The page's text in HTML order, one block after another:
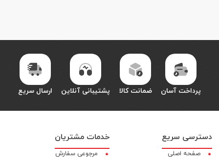
پرداخت آسان ضمانت کالا پشتیبانی آنلاین ارسال سریع
دسترسی سریع
صفحه اصلی
خدمات مشتریان
مرجوعی سفارش